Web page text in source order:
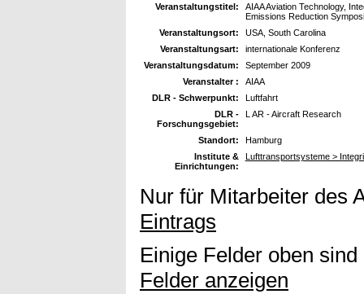
Veranstaltungstitel:
AIAA Aviation Technology,
Emissions Reduction
Veranstaltungsort:
USA, South Carolina
Veranstaltungsart:
internationale Konferenz
Veranstaltungsdatum:
September 2009
Veranstalter :
AIAA
DLR - Schwerpunkt:
Luftfahrt
DLR -
Forschungsgebiet:
L AR - Aircraft Research
Standort:
Hamburg
Institute &
Einrichtungen:
Lufttransportsysteme >
Nur für Mitarbeiter des
Eintrags
Einige Felder oben
Felder anzeigen